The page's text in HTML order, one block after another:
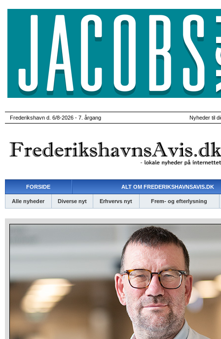
Frederikshavn d. 6/8-2026 - 7. årgang Nyheder til
FORSIDE ALT OM FREDERIKSHAVNSAVIS.DK
Alle nyheder Diverse nyt Erhvervs nyt Frem- og efterlysning